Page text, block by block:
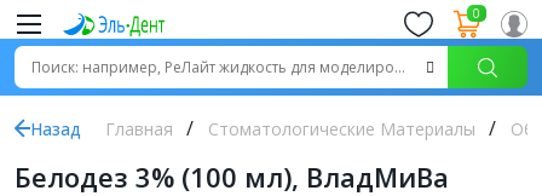
0
Назад Главная Стоматологические Материалы
Белодез 3% (100 мл), ВладМиВа